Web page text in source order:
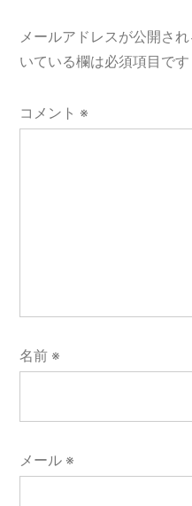
ン
メールアドレスが公開され
いている欄は必須項目です
コメント ※
名前 ※
メール ※